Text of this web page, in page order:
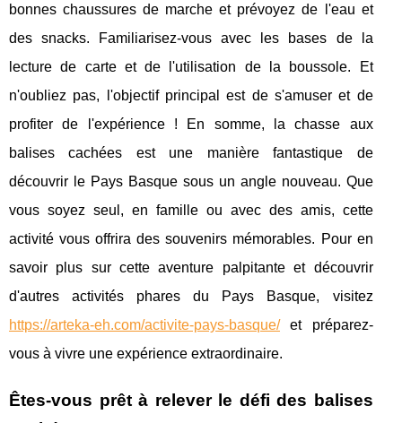
bonnes chaussures de marche et prévoyez de l'eau et
des snacks. Familiarisez-vous avec les bases de la
lecture de carte et de l'utilisation de la boussole. Et
n'oubliez pas, l'objectif principal est de s'amuser et de
profiter de l'expérience ! En somme, la chasse aux
balises cachées est une manière fantastique de
découvrir le Pays Basque sous un angle nouveau. Que
vous soyez seul, en famille ou avec des amis, cette
activité vous offrira des souvenirs mémorables. Pour en
savoir plus sur cette aventure palpitante et découvrir
d'autres activités phares du Pays Basque, visitez
https://arteka-eh.com/activite-pays-basque/et préparez-
vous à vivre une expérience extraordinaire.
Êtes-vous prêt à relever le défi des balises